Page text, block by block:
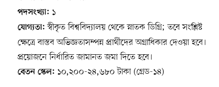
পদসংখ্যা: ১
যোগ্যতা: স্বীকৃত বিশ্ববিদ্যালয় থেকে স্নাতক ডিগ্রি; তবে সংশ্লিষ্ট
ক্ষেত্রে বাস্তব অভিজ্ঞতাসম্পন্ন প্রার্থীদের অগ্রাধিকার দেওয়া হবে।
প্রয়োজনে নির্ধারিত জামানত জমা দিতে হবে।
বেতন স্কেল: ১০,২০০-২৪,৬৮০ টাকা (গ্রেড-১৪)